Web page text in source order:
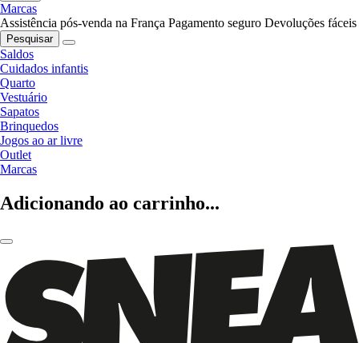
Marcas
Assistência pós-venda na França Pagamento seguro Devoluções fáceis
Pesquisar
Saldos
Cuidados infantis
Quarto
Vestuário
Sapatos
Brinquedos
Jogos ao ar livre
Outlet
Marcas
Adicionando ao carrinho...